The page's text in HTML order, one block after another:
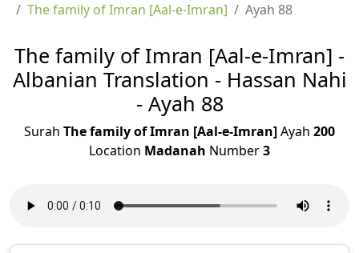
The family of Imran [Aal-e-Imran]
Ayah 88
The family of Imran [Aal-e-Imran] -
Albanian Translation - Hassan Nahi
- Ayah 88
Surah The family of Imran [Aal-e-Imran]Ayah 200
Location Madanah Number3